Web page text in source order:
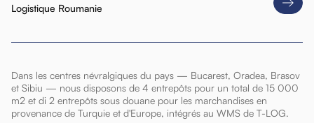
Logistique Roumanie
Dans les centres névralgiques du pays — Bucarest, Oradea, Brasov
et Sibiu — nous disposons de 4 entrepôts pour un total de 15 000
m2 et di 2 entrepôts sous douane pour les marchandises en
provenance de Turquie et d'Europe, intégrés au WMS de T-LOG.